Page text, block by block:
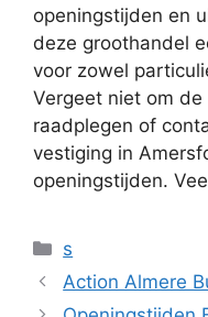
openingstijden en
deze groothandel
voor zowel
Vergeet niet om
raadplegen of
vestiging in
openingstijden.
Categorieën
s
Action Almere